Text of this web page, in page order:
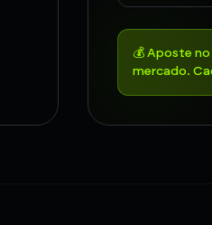
💰 Aposte
mercado.